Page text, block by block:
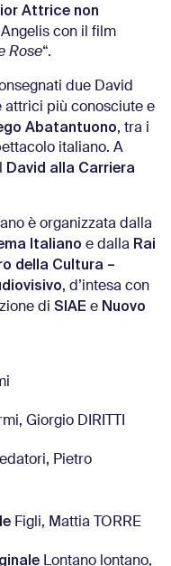
Attrice non
con il film
Rose“.
due David
attrici più conosciute e
Abatantuono, tra i
italiano. A
David alla Carriera
è organizzata dalla
Italiano e dalla Rai
della Cultura –
, d’intesa con
di SIAE e Nuovo
Giorgio DIRITTI
Pietro
Figli, Mattia TORRE
Lontano lontano,